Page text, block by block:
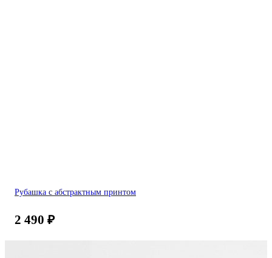
Рубашка с абстрактным принтом
2 490 ₽